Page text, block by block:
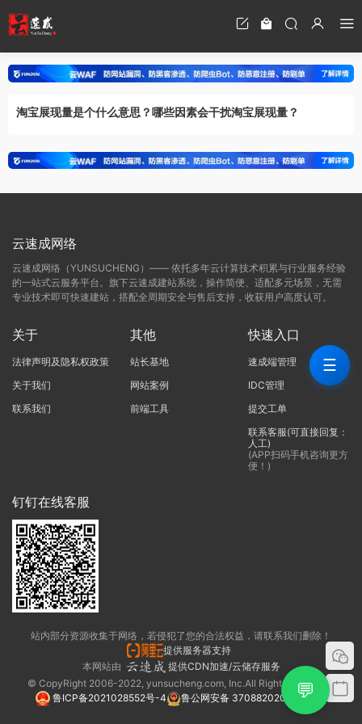
淘宝展现量是个什么意思？哪些因素会干扰淘宝展现量？
云速成网络
云速成网络（YUNSUCHENG）—— 依托多年云计算技术积累与行业服务经验
的一站式云服务平台。旗下云速成建站系统，操作简便、适配多元场景，无需
专业技术即可快速建站，搭配全周期安全与售后支持，收获用户高度认可。
关于
法律声明及隐私权政策
关于我们
联系我们
其他
站长基地
网站案例
前端工具
快速入口
速成端管理
IDC管理
提交工单
联系客服(可直接回复：
人工)
(APP扫码手机咨询更方
便！)
钉钉在线客服
站内部分资源收集于网络，若侵犯了您的合法权益，请联系我们删除！
提供服务器支持
本网站由
提供CDN加速/云储存服务
© CopyRight 2006-2022, yunsucheng.com, Inc.All Rights Reserved.
鲁ICP备2021028552号-4
鲁公网安备 37088202000325号
💬
☰